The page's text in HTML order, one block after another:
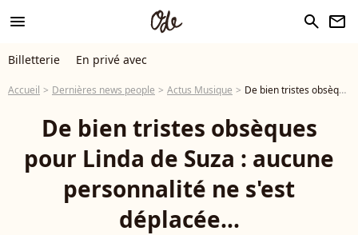
menu search newsletter
Billetterie En privé avec
Accueil Dernières news people Actus Musique De bien tristes obsèques pour Linda de Suza : aucune personnalité ne s'est déplacée...
De bien tristes obsèques
pour Linda de Suza : aucune
personnalité ne s'est
déplacée...